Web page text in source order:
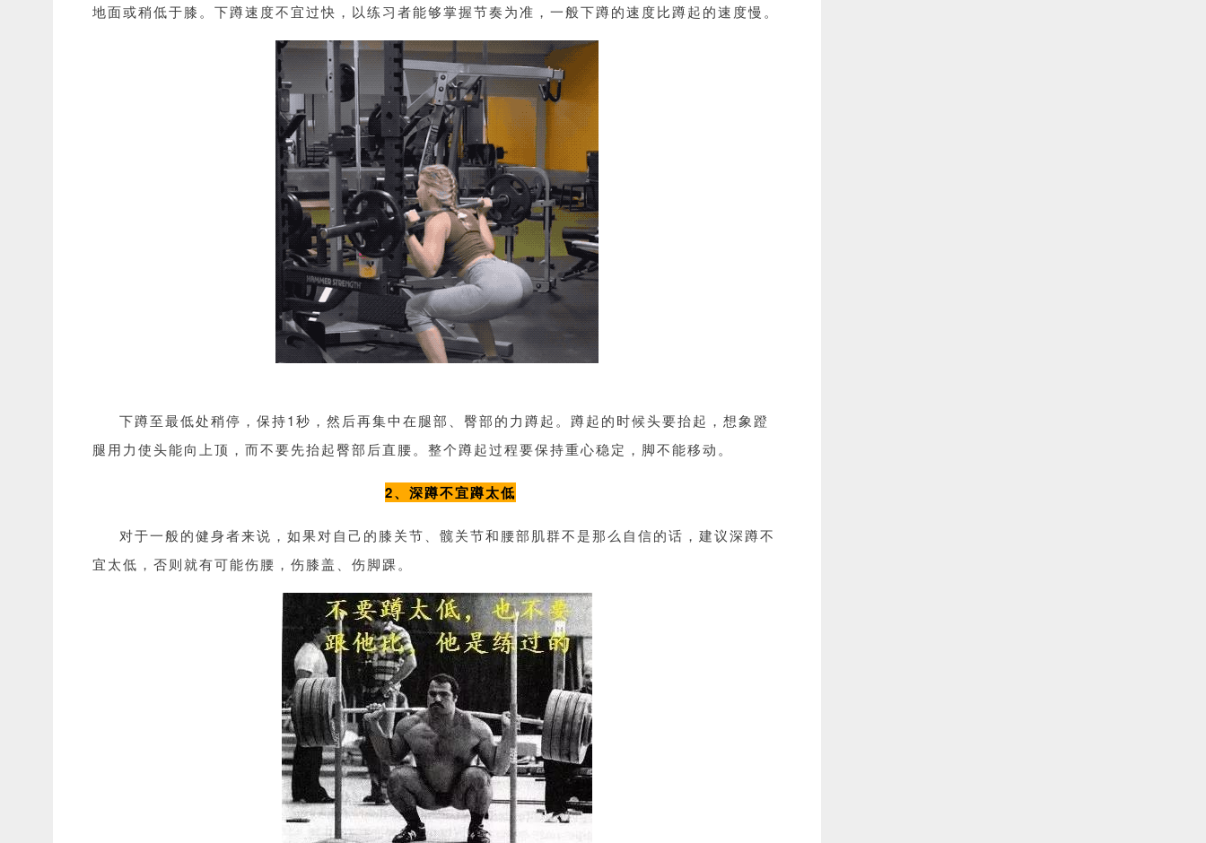
地面或稍低于膝。下蹲速度不宜过快，以练习者能够掌握节奏为准，一般下蹲的速度比蹲起的速度慢。
下蹲至最低处稍停，保持1秒，然后再集中在腿部、臀部的力蹲起。蹲起的时候头要抬起，想象蹬
腿用力使头能向上顶，而不要先抬起臀部后直腰。整个蹲起过程要保持重心稳定，脚不能移动。
2、深蹲不宜蹲太低
对于一般的健身者来说，如果对自己的膝关节、髋关节和腰部肌群不是那么自信的话，建议深蹲不
宜太低，否则就有可能伤腰，伤膝盖、伤脚踝。